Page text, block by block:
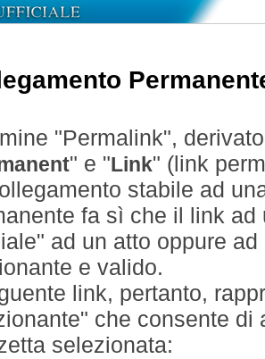
"Permalink",
" e " Link" (link
stabile ad
fa sì che il link
ad un atto oppure
e valido.
link, pertanto,
che consente
selezionata: